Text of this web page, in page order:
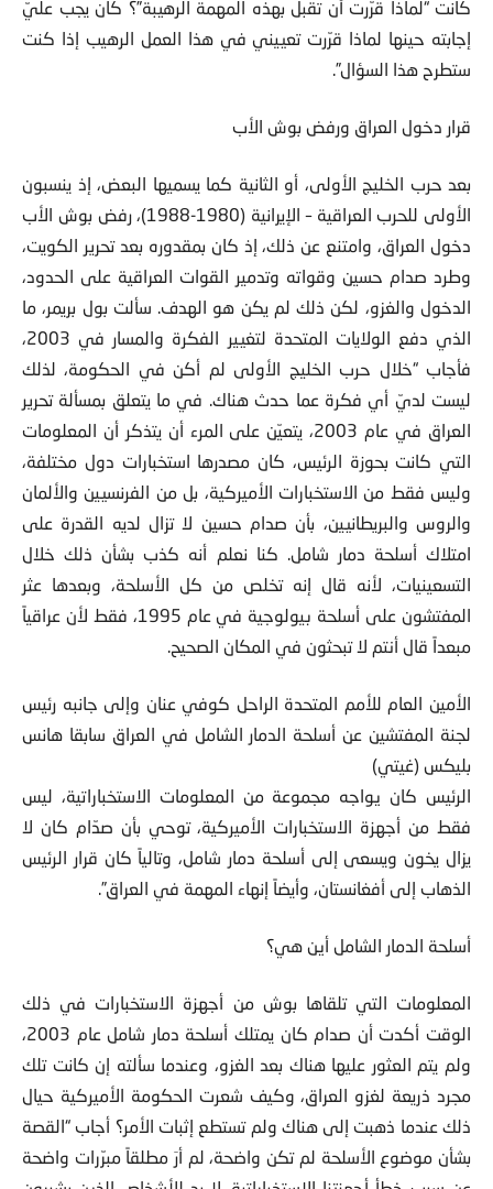
كانت “لماذا قرّرت أن تقبل بهذه المهمة الرهيبة”؟ كان يجب عليّ
إجابته حينها لماذا قرّرت تعييني في هذا العمل الرهيب إذا كنت
بعد حرب الخليج الأولى، أو الثانية كما يسميها البعض، إذ ينسبون
الأولى للحرب العراقية – الإيرانية (1980-1988)، رفض بوش الأب
دخول العراق، وامتنع عن ذلك، إذ كان بمقدوره بعد تحرير الكويت،
وطرد صدام حسين وقواته وتدمير القوات العراقية على الحدود،
الدخول والغزو، لكن ذلك لم يكن هو الهدف. سألت بول بريمر، ما
فأجاب “خلال حرب الخليج الأولى لم أكن في الحكومة، لذلك
ليست لديّ أي فكرة عما حدث هناك. في ما يتعلق بمسألة تحرير
العراق في عام 2003، يتعيّن على المرء أن يتذكر أن المعلومات
التي كانت بحوزة الرئيس، كان مصدرها استخبارات دول مختلفة،
وليس فقط من الاستخبارات الأميركية، بل من الفرنسيين والألمان
والروس والبريطانيين، بأن صدام حسين لا تزال لديه القدرة على
امتلاك أسلحة دمار شامل. كنا نعلم أنه كذب بشأن ذلك خلال
التسعينيات، لأنه قال إنه تخلص من كل الأسلحة، وبعدها عثر
الأمين العام للأمم المتحدة الراحل كوفي عنان وإلى جانبه رئيس
لجنة المفتشين عن أسلحة الدمار الشامل في العراق سابقا هانس
بليكس (غيتي)
الرئيس كان يواجه مجموعة من المعلومات الاستخباراتية، ليس
فقط من أجهزة الاستخبارات الأميركية، توحي بأن صدّام كان لا
يزال يخون ويسعى إلى أسلحة دمار شامل، وتالياً كان قرار الرئيس
المعلومات التي تلقاها بوش من أجهزة الاستخبارات في ذلك
ولم يتم العثور عليها هناك بعد الغزو، وعندما سألته إن كانت تلك
مجرد ذريعة لغزو العراق، وكيف شعرت الحكومة الأميركية حيال
ذلك عندما ذهبت إلى هناك ولم تستطع إثبات الأمر؟ أجاب “القصة
بشأن موضوع الأسلحة لم تكن واضحة، لم أرَ مطلقاً مبرّرات واضحة